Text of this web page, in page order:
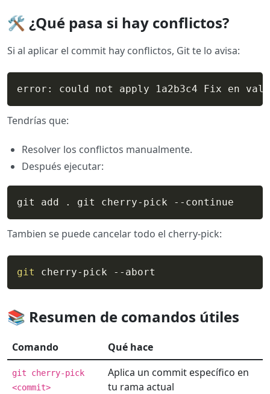
🛠️ ¿Qué pasa si hay conflictos?
Si al aplicar el commit hay conflictos, Git te lo avisa:
error: could not apply 1a2b3c4 Fix en
Tendrías que:
Resolver los conflictos manualmente.
Después ejecutar:
git add . git cherry-pick --continue
Tambien se puede cancelar todo el cherry-pick:
git cherry-pick --abort
📚 Resumen de comandos útiles
Comando Qué hace
git cherry-pick
<commit>
Aplica un commit específico en
tu rama actual